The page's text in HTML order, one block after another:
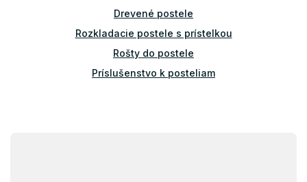
s
u
Drevené postele
Rozkladacie postele s prístelkou
Rošty do postele
Príslušenstvo k posteliam